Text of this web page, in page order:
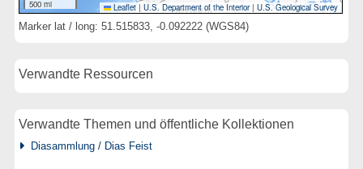
500 mi
Leaflet | U.S. Department of the Interior|U.S. Geological Survey
Marker lat / long: 51.515833, -0.092222 (WGS84)
Verwandte Ressourcen
Verwandte Themen und öffentliche Kollektionen
Diasammlung / Dias Feist